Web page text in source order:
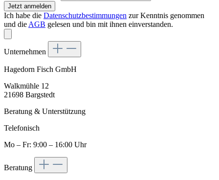
Jetzt anmelden
Ich habe die Datenschutzbestimmungen zur Kenntnis genommen
und die AGB gelesen und bin mit ihnen einverstanden.
Unternehmen
Hagedorn Fisch GmbH
Walkmühle 12
21698 Bargstedt
Beratung & Unterstützung
Telefonisch
Mo – Fr: 9:00 – 16:00 Uhr
Beratung